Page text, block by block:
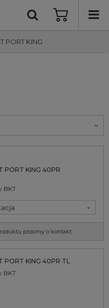
PORT KING
PORT KING 40PR
BKT
prosimy o kontakt.
PORT KING 40PR TL
BKT